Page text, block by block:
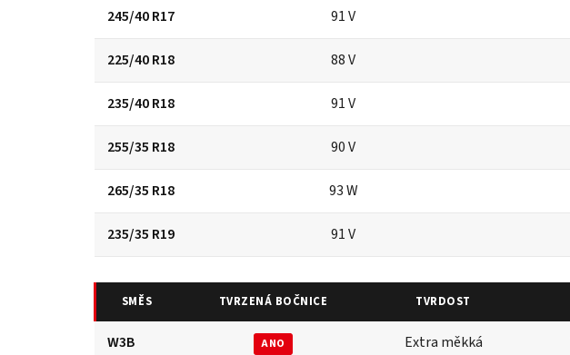
245/40 R17 91 V
225/40 R18 88 V
235/40 R18 91 V
255/35 R18 90 V
265/35 R18 93 W
235/35 R19 91 V
SMĚS TVRZENÁ BOČNICE TVRDOST
W3B ANO Extra měkká